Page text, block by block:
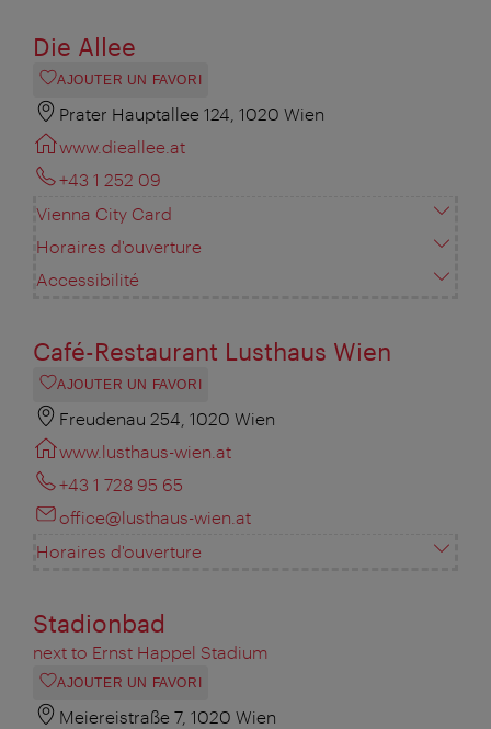
Die Allee
AJOUTER UN FAVORI
Prater Hauptallee 124, 1020 Wien
www.dieallee.at
+43 1 252 09
Vienna City Card
Horaires d'ouverture
Accessibilité
Café-Restaurant Lusthaus Wien
AJOUTER UN FAVORI
Freudenau 254, 1020 Wien
www.lusthaus-wien.at
+43 1 728 95 65
office@lusthaus-wien.at
Horaires d'ouverture
Stadionbad
next to Ernst Happel Stadium
AJOUTER UN FAVORI
Meiereistraße 7, 1020 Wien